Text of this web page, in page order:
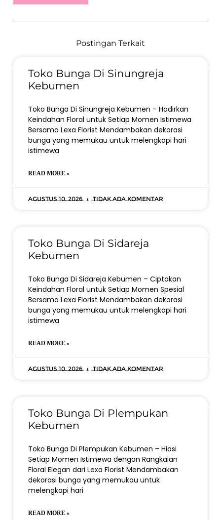
Postingan Terkait
Toko Bunga Di Sinungreja
Kebumen
Toko Bunga Di Sinungreja Kebumen – Hadirkan
Keindahan Floral untuk Setiap Momen Istimewa
Bersama Lexa Florist Mendambakan dekorasi
bunga yang memukau untuk melengkapi hari
istimewa
READ MORE »
Agustus 10, 2026 Tidak ada komentar
Toko Bunga Di Sidareja
Kebumen
Toko Bunga Di Sidareja Kebumen – Ciptakan
Keindahan Floral untuk Setiap Momen Spesial
Bersama Lexa Florist Mendambakan dekorasi
bunga yang memukau untuk melengkapi hari
istimewa
READ MORE »
Agustus 10, 2026 Tidak ada komentar
Toko Bunga Di Plempukan
Kebumen
Toko Bunga Di Plempukan Kebumen – Hiasi
Setiap Momen Istimewa dengan Rangkaian
Floral Elegan dari Lexa Florist Mendambakan
dekorasi bunga yang memukau untuk
melengkapi hari
READ MORE »